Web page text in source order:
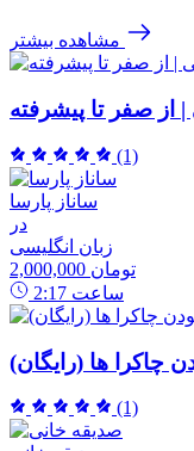
مشاهده بیشتر
صفر تا پیشرفته
(1)
ساناز پارسا
در
زبان انگلیسی
2,000,000 تومان
2:17 ساعت
چاکرا ها (رایگان)
(1)